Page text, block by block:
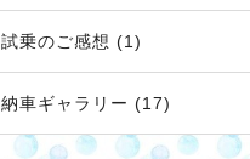
試乗のご感想 (1)
納車ギャラリー (17)